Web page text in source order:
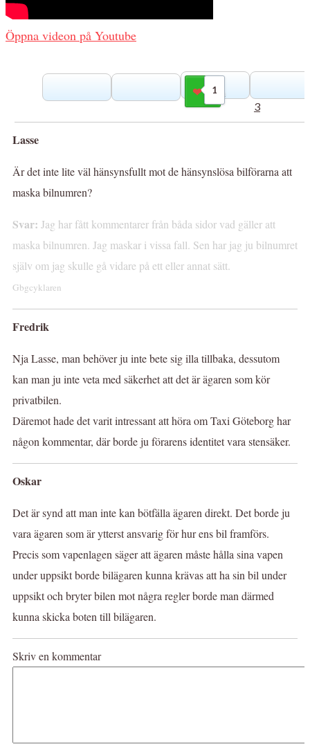
Öppna videon på Youtube
1
Gilla
3
Lasse
Är det inte lite väl hänsynsfullt mot de hänsynslösa bilförarna att
maska bilnumren?
Svar: Jag har fått kommentarer från båda sidor vad gäller att
maska bilnumren. Jag maskar i vissa fall. Sen har jag ju bilnumret
själv om jag skulle gå vidare på ett eller annat sätt.
Gbgcyklaren
Fredrik
Nja Lasse, man behöver ju inte bete sig illa tillbaka, dessutom
kan man ju inte veta med säkerhet att det är ägaren som kör
privatbilen.
Däremot hade det varit intressant att höra om Taxi Göteborg har
någon kommentar, där borde ju förarens identitet vara stensäker.
Oskar
Det är synd att man inte kan bötfälla ägaren direkt. Det borde ju
vara ägaren som är ytterst ansvarig för hur ens bil framförs.
Precis som vapenlagen säger att ägaren måste hålla sina vapen
under uppsikt borde bilägaren kunna krävas att ha sin bil under
uppsikt och bryter bilen mot några regler borde man därmed
kunna skicka boten till bilägaren.
Skriv en kommentar